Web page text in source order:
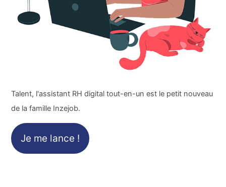
Talent, l'assistant RH digital tout-en-un est le petit nouveau
de la famille Inzejob.
Je me lance !